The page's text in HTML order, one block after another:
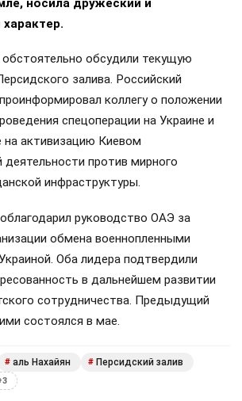
носила дружеский и
обстоятельно обсудили текущую
залива. Российский
коллегу о положении
спецоперации на Украине и
на активизацию Киевом
деятельности против мирного
инфраструктуры.
руководство ОАЭ за
обмена военнопленными
Оба лидера подтвердили
в дальнейшем развитии
сотрудничества. Предыдущий
состоялся в мае.
# аль Нахайян # Персидский залив